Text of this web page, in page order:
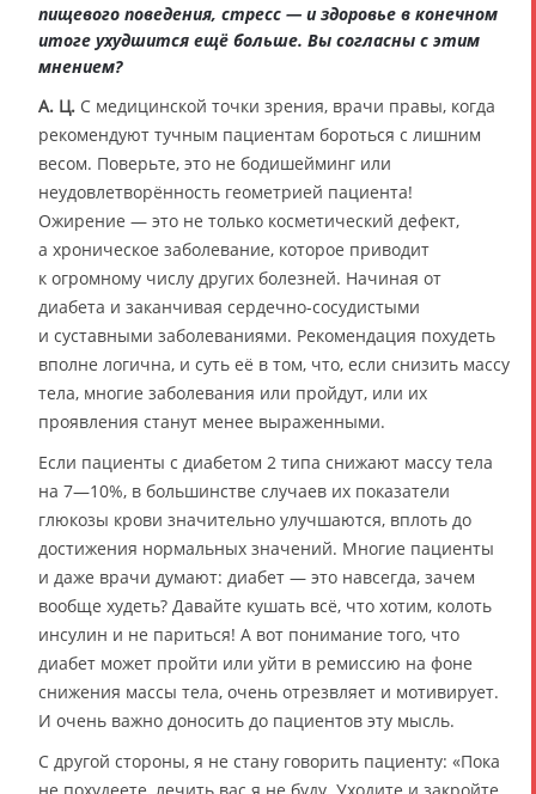
пищевого поведения, стресс — и здоровье в конечном
итоге ухудшится ещё больше. Вы согласны с этим
мнением?
А. Ц. С медицинской точки зрения, врачи правы, когда
рекомендуют тучным пациентам бороться с лишним
весом. Поверьте, это не бодишейминг или
неудовлетворённость геометрией пациента!
Ожирение — это не только косметический дефект,
а хроническое заболевание, которое приводит
к огромному числу других болезней. Начиная от
диабета и заканчивая сердечно-сосудистыми
и суставными заболеваниями. Рекомендация похудеть
вполне логична, и суть её в том, что, если снизить массу
тела, многие заболевания или пройдут, или их
проявления станут менее выраженными.
Если пациенты с диабетом 2 типа снижают массу тела
на 7—10%, в большинстве случаев их показатели
глюкозы крови значительно улучшаются, вплоть до
достижения нормальных значений. Многие пациенты
и даже врачи думают: диабет — это навсегда, зачем
вообще худеть? Давайте кушать всё, что хотим, колоть
инсулин и не париться! А вот понимание того, что
диабет может пройти или уйти в ремиссию на фоне
снижения массы тела, очень отрезвляет и мотивирует.
И очень важно доносить до пациентов эту мысль.
С другой стороны, я не стану говорить пациенту: «Пока